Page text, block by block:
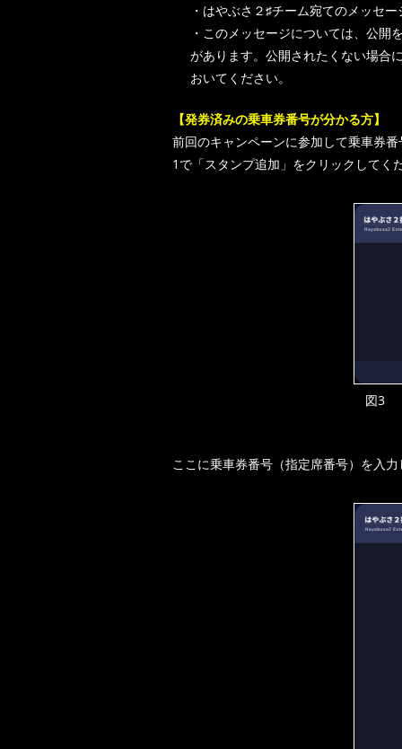
・はやぶさ２♯チーム宛てのメッセ
・このメッセージについては、公
があります。公開されたくない場合
おいてください。
【発券済みの乗車券番号が分かる方】
前回のキャンペーンに参加して乗車券
1で「スタンプ追加」をクリックしてく
図3
ここに乗車券番号（指定席番号）を入